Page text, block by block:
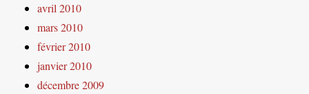
avril 2010
mars 2010
février 2010
janvier 2010
décembre 2009